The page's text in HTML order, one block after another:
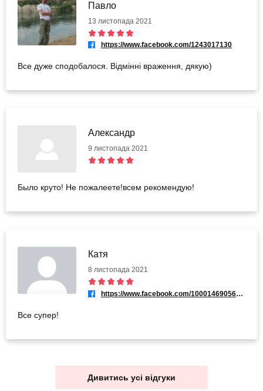
Павло
13 листопада 2021
https://www.facebook.com/1243017130
Все дуже сподобалося. Відмінні враження, дякую)
Александр
9 листопада 2021
Было круто! Не пожалеете!всем рекомендую!
Катя
8 листопада 2021
https://www.facebook.com/100014690561953
Все супер!
Дивитись усі відгуки